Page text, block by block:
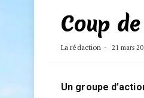
Coup
La rédaction 21 mars
Un groupe